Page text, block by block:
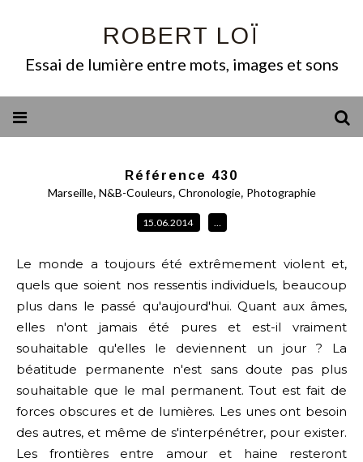
ROBERT LOÏ
Essai de lumière entre mots, images et sons
Référence 430
Marseille, N&B-Couleurs, Chronologie, Photographie
15.06.2014 …
Le monde a toujours été extrêmement violent et,
quels que soient nos ressentis individuels, beaucoup
plus dans le passé qu'aujourd'hui. Quant aux âmes,
elles n'ont jamais été pures et est-il vraiment
souhaitable qu'elles le deviennent un jour ? La
béatitude permanente n'est sans doute pas plus
souhaitable que le mal permanent. Tout est fait de
forces obscures et de lumières. Les unes ont besoin
des autres, et même de s'interpénétrer, pour exister.
Les frontières entre amour et haine resteront